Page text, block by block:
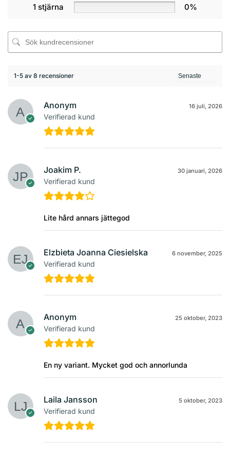
1 stjärna 0%
1-5 av 8 recensioner
Anonym
Verifierad kund
16 juli, 2026
Joakim P.
Verifierad kund
30 januari, 2026
Lite hård annars jättegod
Elzbieta Joanna Ciesielska
Verifierad kund
6 november, 2025
Anonym
Verifierad kund
25 oktober, 2023
En ny variant. Mycket god och annorlunda
Laila Jansson
Verifierad kund
5 oktober, 2023